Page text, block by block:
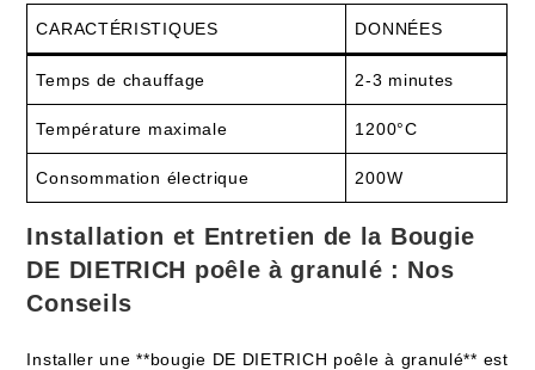
CARACTÉRISTIQUES DONNÉES
Temps de chauffage 2-3 minutes
Température maximale 1200°C
Consommation électrique 200W
Installation et Entretien de la Bougie
DE DIETRICH poêle à granulé : Nos
Conseils
Installer une **bougie DE DIETRICH poêle à granulé** est